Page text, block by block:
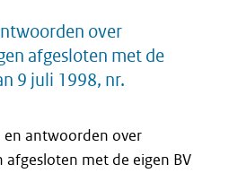
over
afgesloten met de
9 juli 1998, nr.
en antwoorden over
afgesloten met de eigen BV